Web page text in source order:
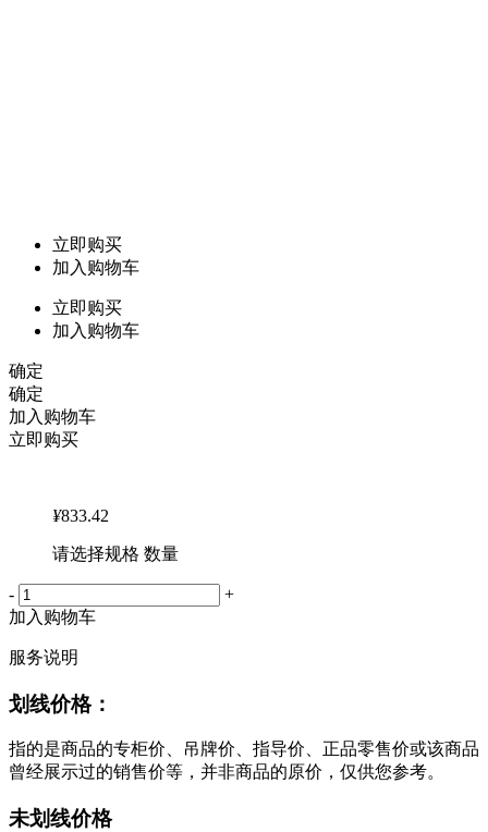
立即购买
加入购物车
立即购买
加入购物车
确定
确定
加入购物车
立即购买
¥833.42
请选择规格 数量
-
+
加入购物车
服务说明
划线价格：
指的是商品的专柜价、吊牌价、指导价、正品零售价或该商品
曾经展示过的销售价等，并非商品的原价，仅供您参考。
未划线价格